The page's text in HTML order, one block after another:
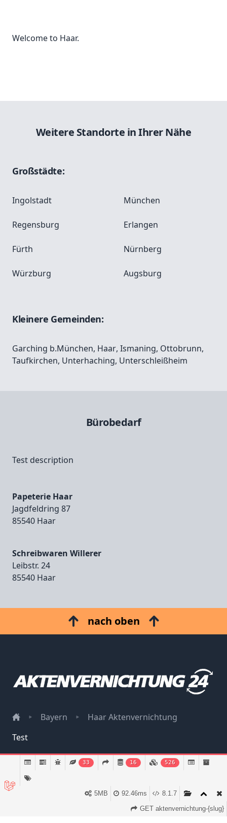
Welcome to Haar.
Weitere Standorte in Ihrer Nähe
Großstädte:
Ingolstadt München
Regensburg Erlangen
Fürth Nürnberg
Würzburg Augsburg
Kleinere Gemeinden:
Garching b.München, Haar, Ismaning, Ottobrunn,
Taufkirchen, Unterhaching, Unterschleißheim
Bürobedarf
Test description
Papeterie Haar
Jagdfeldring 87
85540 Haar
Schreibwaren Willerer
Leibstr. 24
85540 Haar
nach oben
Bayern
Haar Aktenvernichtung
Test
Impressum
Datenschutz
33 16 526
8.1.7
92.46ms
5MB
GET aktenvernichtung-{slug}